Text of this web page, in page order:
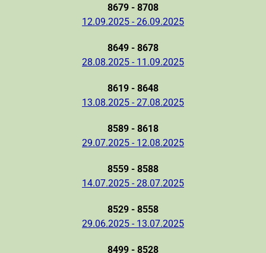
8679 - 8708
12.09.2025 - 26.09.2025
8649 - 8678
28.08.2025 - 11.09.2025
8619 - 8648
13.08.2025 - 27.08.2025
8589 - 8618
29.07.2025 - 12.08.2025
8559 - 8588
14.07.2025 - 28.07.2025
8529 - 8558
29.06.2025 - 13.07.2025
8499 - 8528